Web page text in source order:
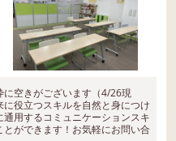
空きがございます（4/26現
役立つスキルを自然と身につけ
用するコミュニケーションスキ
ができます！お気軽にお問い合